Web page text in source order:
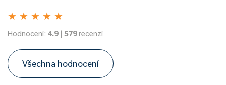
★ ★ ★ ★ ★
Hodnocení: 4.9 | 579recenzí
Všechna hodnocení